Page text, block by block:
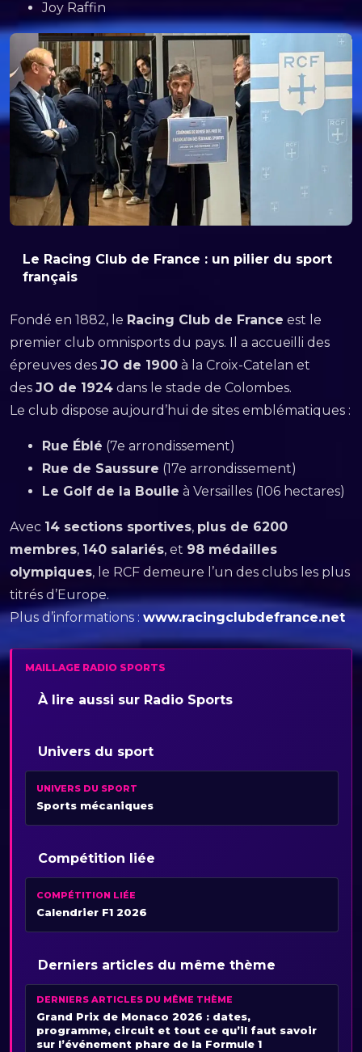
Joy Raffin
Le Racing Club de France : un pilier du sport
français
Fondé en 1882, le Racing Club de France est le
premier club omnisports du pays. Il a accueilli des
épreuves des JO de 1900 à la Croix-Catelan et
des JO de 1924 dans le stade de Colombes.
Le club dispose aujourd’hui de sites emblématiques :
Rue Éblé (7e arrondissement)
Rue de Saussure (17e arrondissement)
Le Golf de la Boulie à Versailles (106 hectares)
Avec 14 sections sportives, plus de 6200
membres, 140 salariés, et 98 médailles
olympiques, le RCF demeure l’un des clubs les plus
titrés d’Europe.
Plus d’informations : www.racingclubdefrance.net
MAILLAGE RADIO SPORTS
À lire aussi sur Radio Sports
Univers du sport
UNIVERS DU SPORT
Sports mécaniques
Compétition liée
COMPÉTITION LIÉE
Calendrier F1 2026
Derniers articles du même thème
DERNIERS ARTICLES DU MÊME THÈME
Grand Prix de Monaco 2026 : dates,
programme, circuit et tout ce qu’il faut savoir
sur l’événement phare de la Formule 1